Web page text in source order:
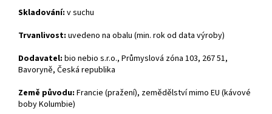
Skladování: v suchu
Trvanlivost: uvedeno na obalu (min. rok od data výroby)
Dodavatel: bio nebio s.r.o., Průmyslová zóna 103, 267 51,
Bavoryně, Česká republika
Země původu: Francie (pražení), zemědělství mimo EU (kávové
boby Kolumbie)